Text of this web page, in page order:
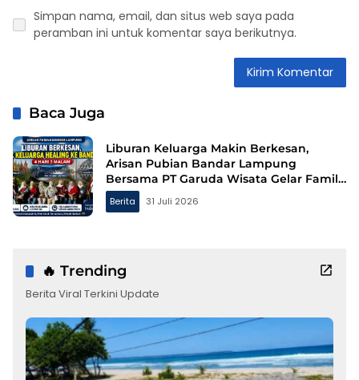
Simpan nama, email, dan situs web saya pada
peramban ini untuk komentar saya berikutnya.
Baca Juga
Liburan Keluarga Makin Berkesan,
Arisan Pubian Bandar Lampung
Bersama PT Garuda Wisata Gelar Family
Gathering ke Bandung
Berita 31 Juli 2026
🔥 Trending
Berita Viral Terkini Update